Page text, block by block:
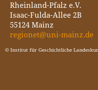
Rheinland-Pfalz e.V.
Isaac-Fulda-Allee 2B
55124 Mainz
regionet@uni-mainz.de
© Institut für Geschichtliche